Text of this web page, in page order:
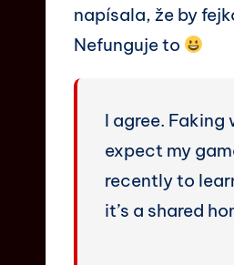
napísala, že by
Nefunguje to
I agree.
expect my
recently to
it’s a shared